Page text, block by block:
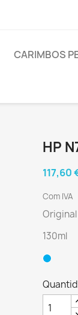
CARIMBOS
HP
117,60
Com IVA
Original
130ml